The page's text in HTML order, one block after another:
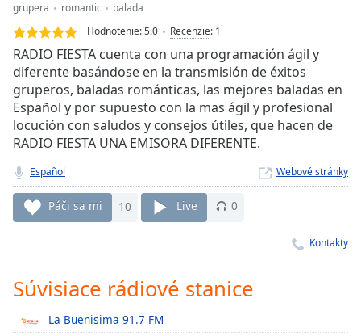
0.00%
Stream
TypeLIVE
Seek to
live,
currently
behind
liveLIVE
Remaining
Time-
Playback
Chapters
Descriptions
grupera romantic
balada
Hodnotenie:5.0 Recenzie: 1
RADIO FIESTA cuenta con una programación ágil y
diferente basándose en la transmisión de éxitos
gruperos, baladas románticas, las mejores baladas en
Español y por supuesto con la mas ágil y profesional
locución con saludos y consejos útiles, que hacen de
RADIO FIESTA UNA EMISORA DIFERENTE.
Español Webové stránky
Páči sa mi 10 Live 0
Kontakty
Súvisiace rádiové stanice
La Buenisima 91.7 FM